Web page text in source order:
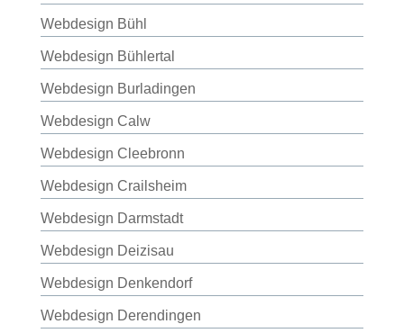
Webdesign Bühl
Webdesign Bühlertal
Webdesign Burladingen
Webdesign Calw
Webdesign Cleebronn
Webdesign Crailsheim
Webdesign Darmstadt
Webdesign Deizisau
Webdesign Denkendorf
Webdesign Derendingen